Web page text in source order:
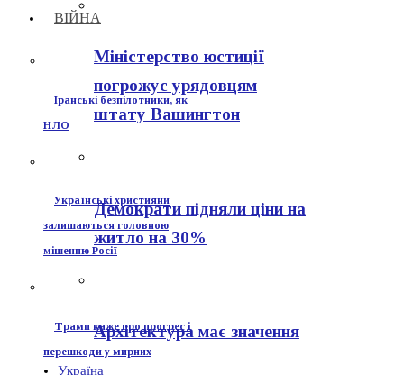
ВІЙНА
Іранські безпілотники, як
НЛО
Українські християни
залишаються головною
мішенню Росії
Трамп каже про прогрес і
перешкоди у мирних
Міністерство юстиції
погрожує урядовцям
штату Вашингтон
Демократи підняли ціни на
житло на 30%
Архітектура має значення
Україна